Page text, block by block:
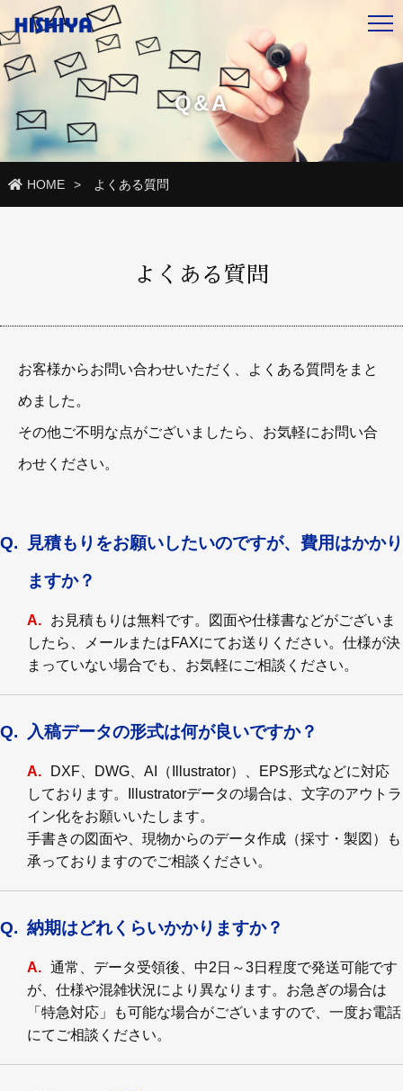
Q&A
HOME よくある質問
よくある質問
お客様からお問い合わせいただく、よくある質問をまと
めました。
その他ご不明な点がございましたら、お気軽にお問い合
わせください。
見積もりをお願いしたいのですが、費用はかかり
ますか？
お見積もりは無料です。図面や仕様書などがございま
したら、メールまたはFAXにてお送りください。仕様が決
まっていない場合でも、お気軽にご相談ください。
入稿データの形式は何が良いですか？
DXF、DWG、AI（Illustrator）、EPS形式などに対応
しております。Illustratorデータの場合は、文字のアウトラ
イン化をお願いいたします。
手書きの図面や、現物からのデータ作成（採寸・製図）も
承っておりますのでご相談ください。
納期はどれくらいかかりますか？
通常、データ受領後、中2日～3日程度で発送可能です
が、仕様や混雑状況により異なります。お急ぎの場合は
「特急対応」も可能な場合がございますので、一度お電話
にてご相談ください。